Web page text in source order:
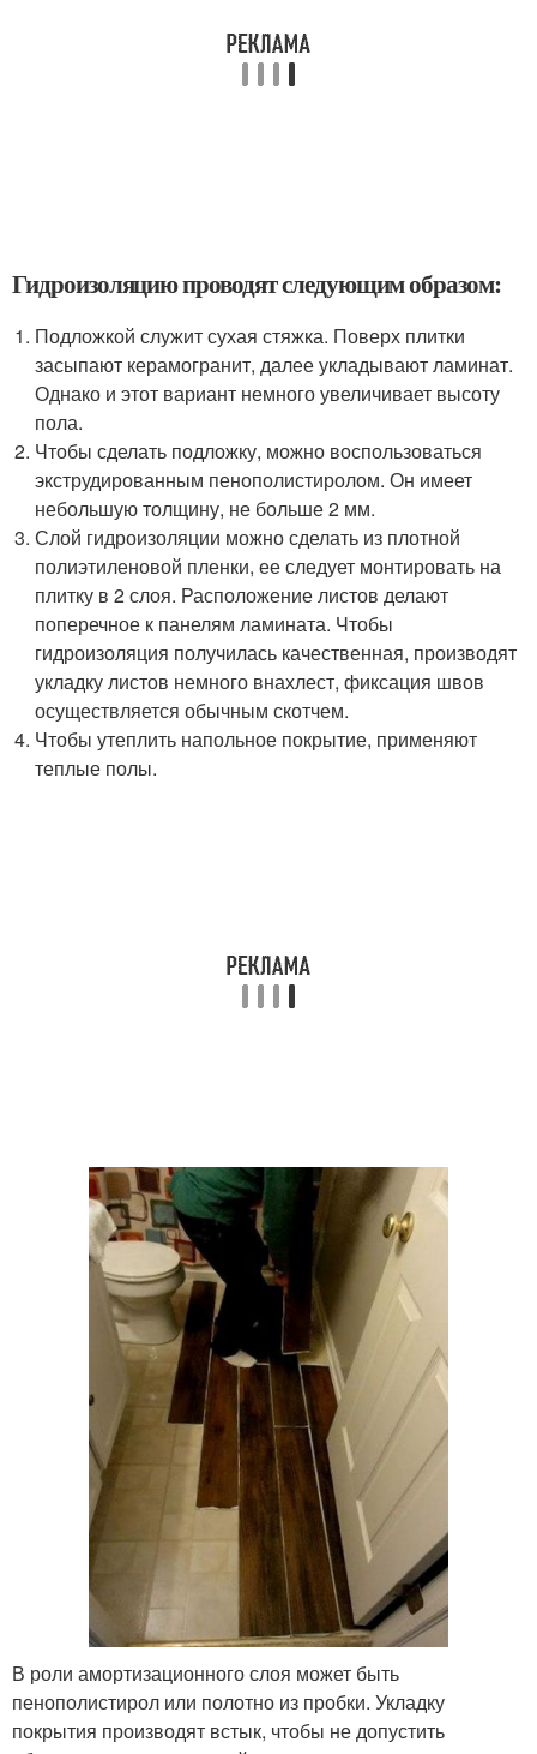
Гидроизоляцию проводят следующим образом:
Подложкой служит сухая стяжка. Поверх плитки
засыпают керамогранит, далее укладывают ламинат.
Однако и этот вариант немного увеличивает высоту
пола.
Чтобы сделать подложку, можно воспользоваться
экструдированным пенополистиролом. Он имеет
небольшую толщину, не больше 2 мм.
Слой гидроизоляции можно сделать из плотной
полиэтиленовой пленки, ее следует монтировать на
плитку в 2 слоя. Расположение листов делают
поперечное к панелям ламината. Чтобы
гидроизоляция получилась качественная, производят
укладку листов немного внахлест, фиксация швов
осуществляется обычным скотчем.
Чтобы утеплить напольное покрытие, применяют
теплые полы.
В роли амортизационного слоя может быть
пенополистирол или полотно из пробки. Укладку
покрытия производят встык, чтобы не допустить